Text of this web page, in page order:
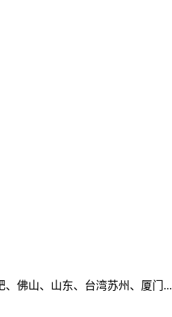
佛山、山东、台湾苏州、厦门...